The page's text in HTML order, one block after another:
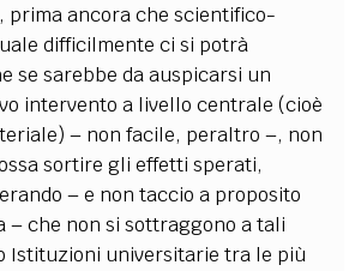
prima ancora che scientifico-
difficilmente ci si potrà
se sarebbe da auspicarsi un
intervento a livello centrale (cioè
– non facile, peraltro –, non
sortire gli effetti sperati,
– e non taccio a proposito
– che non si sottraggono a tali
Istituzioni universitarie tra le più